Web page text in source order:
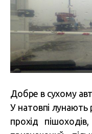
Добре в сухому
У натовпі
прохід